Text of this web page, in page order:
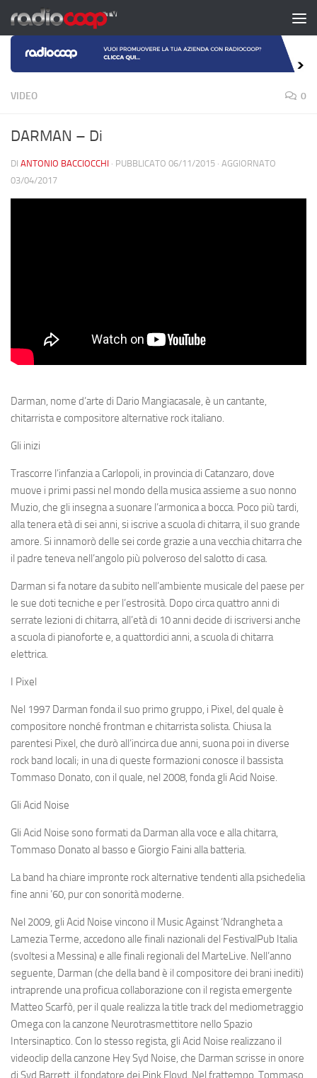
Salta al contenuto
VIDEO 0
DARMAN – Di
DI ANTONIO BACCIOCCHI · PUBBLICATO 06/11/2015 · AGGIORNATO
03/04/2017
Darman, nome d’arte di Dario Mangiacasale, è un cantante,
chitarrista e compositore alternative rock italiano.
Gli inizi
Trascorre l’infanzia a Carlopoli, in provincia di Catanzaro, dove
muove i primi passi nel mondo della musica assieme a suo nonno
Muzio, che gli insegna a suonare l’armonica a bocca. Poco più tardi,
alla tenera età di sei anni, si iscrive a scuola di chitarra, il suo grande
amore. Si innamorò delle sei corde grazie a una vecchia chitarra che
il padre teneva nell’angolo più polveroso del salotto di casa.
Darman si fa notare da subito nell’ambiente musicale del paese per
le sue doti tecniche e per l’estrosità. Dopo circa quattro anni di
serrate lezioni di chitarra, all’età di 10 anni decide di iscriversi anche
a scuola di pianoforte e, a quattordici anni, a scuola di chitarra
elettrica.
I Pixel
Nel 1997 Darman fonda il suo primo gruppo, i Pixel, del quale è
compositore nonché frontman e chitarrista solista. Chiusa la
parentesi Pixel, che durò all’incirca due anni, suona poi in diverse
rock band locali; in una di queste formazioni conosce il bassista
Tommaso Donato, con il quale, nel 2008, fonda gli Acid Noise.
Gli Acid Noise
Gli Acid Noise sono formati da Darman alla voce e alla chitarra,
Tommaso Donato al basso e Giorgio Faini alla batteria.
La band ha chiare impronte rock alternative tendenti alla psichedelia
fine anni ’60, pur con sonorità moderne.
Nel 2009, gli Acid Noise vincono il Music Against ‘Ndrangheta a
Lamezia Terme, accedono alle finali nazionali del FestivalPub Italia
(svoltesi a Messina) e alle finali regionali del MarteLive. Nell’anno
seguente, Darman (che della band è il compositore dei brani inediti)
intraprende una proficua collaborazione con il regista emergente
Matteo Scarfò, per il quale realizza la title track del mediometraggio
Omega con la canzone Neurotrasmettitore nello Spazio
Intersinaptico. Con lo stesso regista, gli Acid Noise realizzano il
videoclip della canzone Hey Syd Noise, che Darman scrisse in onore
di Syd Barrett, il fondatore dei Pink Floyd. Nel frattempo, Tommaso